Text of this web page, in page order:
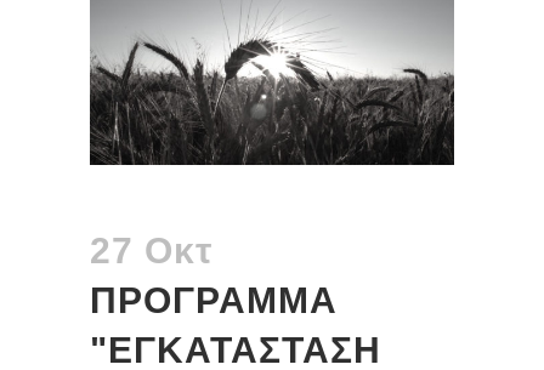
27 Οκτ
ΠΡΟΓΡΑΜΜΑ
"ΕΓΚΑΤΑΣΤΑΣΗ